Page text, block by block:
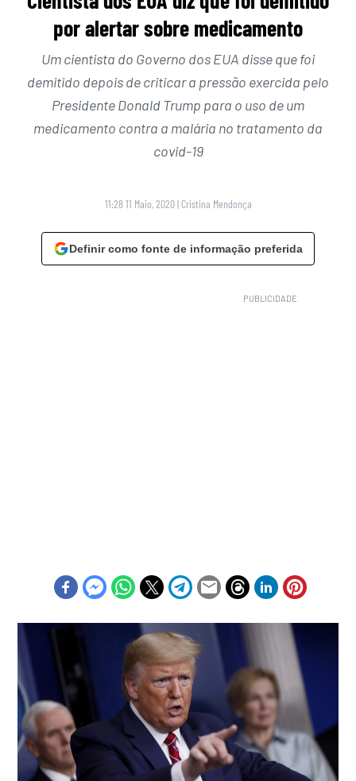
por alertar sobre medicamento
Um cientista do Governo dos EUA disse que foi
demitido depois de criticar a pressão exercida pelo
Presidente Donald Trump para o uso de um
medicamento contra a malária no tratamento da
covid-19
11:28 11 Maio, 2020 | Cristina Mendonça
Definir como fonte de informação preferida